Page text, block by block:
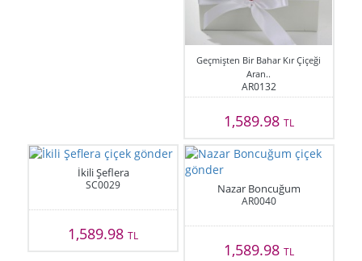
Geçmişten Bir Bahar Kır Çiçeği
Aran..
AR0132
1,589.98 TL
İkili Şeflera
SC0029
1,589.98TL
Nazar Boncuğum
AR0040
1,589.98 TL